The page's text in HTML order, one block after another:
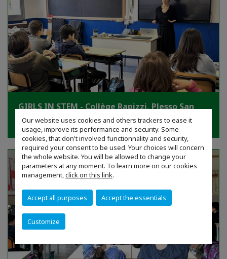
Our website uses cookies and others trackers to ease it
usage, improve its performance and security. Some
cookies, that don't involved functionnality and security,
required your consent to be used. Your choices will concern
the whole website. You will be allowed to change your
parameters at any moment. To learn more on our cookies
management,click on this link.
Accept all purposes Accept the essentials
Customize
GIRLS IN STEM - Collège Rapizzi, Plesso San
Lorenzo - 16 Avril